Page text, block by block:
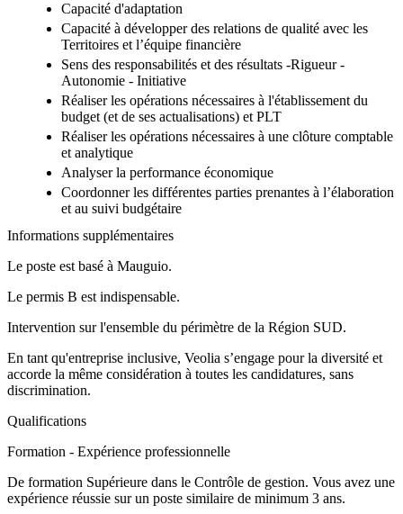
Capacité d'adaptation
Capacité à développer des relations de qualité avec les
Territoires et l’équipe financière
Sens des responsabilités et des résultats -Rigueur -
Autonomie - Initiative
Réaliser les opérations nécessaires à l'établissement du
budget (et de ses actualisations) et PLT
Réaliser les opérations nécessaires à une clôture comptable
et analytique
Analyser la performance économique
Coordonner les différentes parties prenantes à l’élaboration
et au suivi budgétaire
Informations supplémentaires
Le poste est basé à Mauguio.
Le permis B est indispensable.
Intervention sur l'ensemble du périmètre de la Région SUD.
En tant qu'entreprise inclusive, Veolia s’engage pour la diversité et
accorde la même considération à toutes les candidatures, sans
discrimination.
Qualifications
Formation - Expérience professionnelle
De formation Supérieure dans le Contrôle de gestion. Vous avez une
expérience réussie sur un poste similaire de minimum 3 ans.